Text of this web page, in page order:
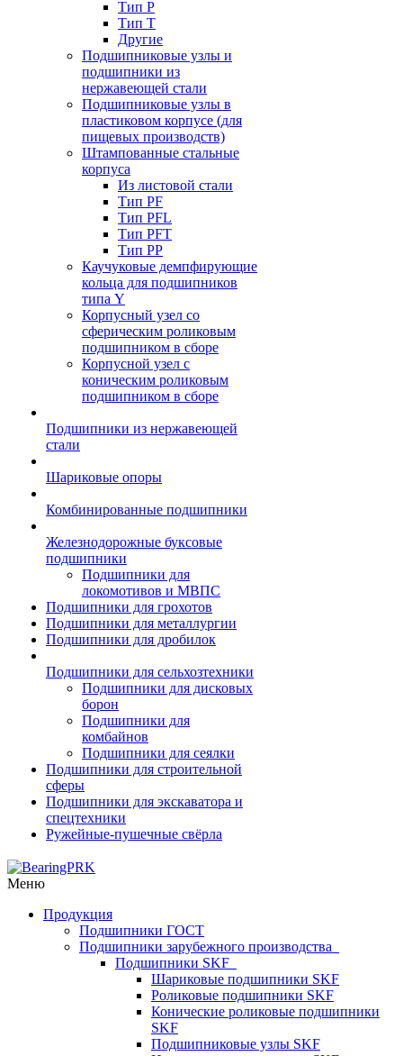
Тип P
Тип T
Другие
Подшипниковые узлы и
подшипники из
нержавеющей стали
Подшипниковые узлы в
пластиковом корпусе (для
пищевых производств)
Штампованные стальные
корпуса
Из листовой стали
Тип PF
Тип PFL
Тип PFT
Тип PP
Каучуковые демпфирующие
кольца для подшипников
типа Y
Корпусный узел со
сферическим роликовым
подшипником в сборе
Корпусной узел с
коническим роликовым
подшипником в сборе
Подшипники из нержавеющей
стали
Шариковые опоры
Комбинированные подшипники
Железнодорожные буксовые
подшипники
Подшипники для
локомотивов и МВПС
Подшипники для грохотов
Подшипники для металлургии
Подшипники для дробилок
Подшипники для сельхозтехники
Подшипники для дисковых
борон
Подшипники для
комбайнов
Подшипники для сеялки
Подшипники для строительной
сферы
Подшипники для экскаватора и
спецтехники
Ружейные-пушечные свёрла
Меню
Продукция
Подшипники ГОСТ
Подшипники зарубежного производства
Подшипники SKF
Шариковые подшипники SKF
Роликовые подшипники SKF
Конические роликовые подшипники
SKF
Подшипниковые узлы SKF